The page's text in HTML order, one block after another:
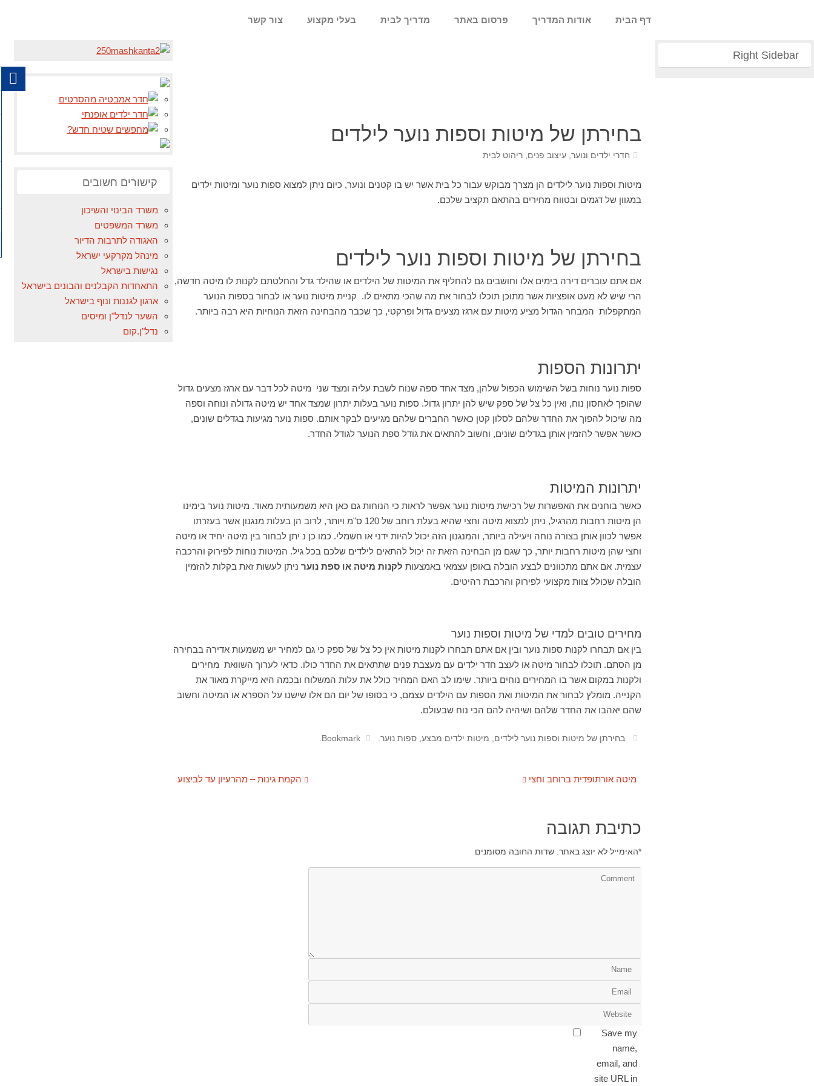
דף הבית אודות המדריך פרסום באתר מדריך לבית בעלי מקצוע צור קשר
בחירתן של מיטות וספות נוער לילדים
חדרי ילדים ונוער,עיצוב פנים,ריהוט לבית
מיטות וספות נוער לילדים הן מצרך מבוקש עבור כל בית אשר יש בו קטנים ונוער, כיום ניתן למצוא ספות נוער ומיטות ילדים
במגוון של דגמים ובטווח מחירים בהתאם תקציב שלכם.
בחירתן של מיטות וספות נוער לילדים
אם אתם עוברים דירה בימים אלו וחושבים גם להחליף את המיטות של הילדים או שהילד גדל והחלטתם לקנות לו מיטה חדשה,
הרי שיש לא מעט אופציות אשר מתוכן תוכלו לבחור את מה שהכי מתאים לו. קניית מיטות נוער או לבחור בספות הנוער
המתקפלות המבחר הגדול מציע מיטות עם ארגז מצעים גדול ופרקטי, כך שכבר מהבחינה הזאת הנוחיות היא רבה ביותר.
יתרונות הספות
ספות נוער נוחות בשל השימוש הכפול שלהן, מצד אחד ספה שנוח לשבת עליה ומצד שני מיטה לכל דבר עם ארגז מצעים גדול
שהופך לאחסון נוח, ואין כל צל של ספק שיש להן יתרון גדול. ספות נוער בעלות יתרון שמצד אחד יש מיטה גדולה ונוחה וספה
מה שיכול להפוך את החדר שלהם לסלון קטן כאשר החברים שלהם מגיעים לבקר אותם. ספות נוער מגיעות בגדלים שונים,
כאשר אפשר להזמין אותן בגדלים שונים, וחשוב להתאים את גודל ספת הנוער לגודל החדר.
יתרונות המיטות
כאשר בוחנים את האפשרות של רכישת מיטות נוער אפשר לראות כי הנוחות גם כאן היא משמעותית מאוד. מיטות נוער בימינו
הן מיטות רחבות מהרגיל, ניתן למצוא מיטה וחצי שהיא בעלת רוחב של 120 ס"מ ויותר, לרוב הן בעלות מנגנון אשר בעזרתו
אפשר לכוון אותן בצורה נוחה ויעילה ביותר, והמנגנון הזה יכול להיות ידני או חשמלי. כמו כן נ יתן לבחור בין מיטה יחיד או מיטה
וחצי שהן מיטות רחבות יותר, כך שגם מן הבחינה הזאת זה יכול להתאים לילדים שלכם בכל גיל. המיטות נוחות לפירוק והרכבה
עצמית. אם אתם מתכוונים לבצע הובלה באופן עצמאי באמצעות לקנות מיטה או ספת נוער ניתן לעשות זאת בקלות להזמין
הובלה שכולל צוות מקצועי לפירוק והרכבת רהיטים.
מחירים טובים למדי של מיטות וספות נוער
בין אם תבחרו לקנות ספות נוער ובין אם אתם תבחרו לקנות מיטות אין כל צל של ספק כי גם למחיר יש משמעות אדירה בבחירה
מן הסתם. תוכלו לבחור מיטה או לעצב חדר ילדים עם מעצבת פנים שתתאים את החדר כולו. כדאי לערוך השוואת מחירים
ולקנות במקום אשר בו המחירים נוחים ביותר. שימו לב האם המחיר כולל את עלות המשלוח ובכמה היא מייקרת מאוד את
הקנייה. מומלץ לבחור את המיטות ואת הספות עם הילדים עצמם, כי בסופו של יום הם אלו שישנו על הספרא או המיטה וחשוב
שהם יאהבו את החדר שלהם ושיהיה להם הכי נוח שבעולם.
בחירתן של מיטות וספות נוער לילדים, מיטות ילדים מבצע,ספות נוער.
Bookmark
.
הקמת גינות – מהרעיון עד לביצוע מיטה אורתופדית ברוחב וחצי
כתיבת תגובה
האימייל לא יוצג באתר. שדות החובה מסומנים *
Save my
name,
email, and
site URL in
קישורים חשובים
משרד הבינוי והשיכון
משרד המשפטים
האגודה לתרבות הדיור
מינהל מקרקעי ישראל
נגישות בישראל
התאחדות הקבלנים והבונים בישראל
ארגון לגננות ונוף בישראל
השער לנדל"ן ומיסים
נדל"ן.קום
Right Sidebar